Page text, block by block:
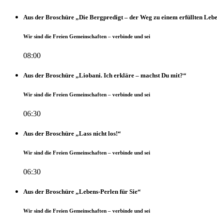
Aus der Broschüre „Die Bergpredigt – der Weg zu einem erfüllten
Wir sind die Freien Gemeinschaften – verbinde und sei
08:00
Aus der Broschüre „Liobani. Ich erkläre – machst Du mit?“
Wir sind die Freien Gemeinschaften – verbinde und sei
06:30
Aus der Broschüre „Lass nicht los!“
Wir sind die Freien Gemeinschaften – verbinde und sei
06:30
Aus der Broschüre „Lebens-Perlen für Sie“
Wir sind die Freien Gemeinschaften – verbinde und sei